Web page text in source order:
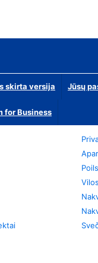
skirta versija Jūsų
for Business
Vilos